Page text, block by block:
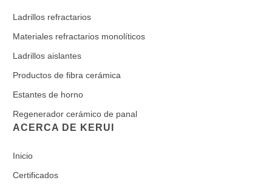
Ladrillos refractarios
Materiales refractarios monolíticos
Ladrillos aislantes
Productos de fibra cerámica
Estantes de horno
Regenerador cerámico de panal
ACERCA DE KERUI
Inicio
Certificados